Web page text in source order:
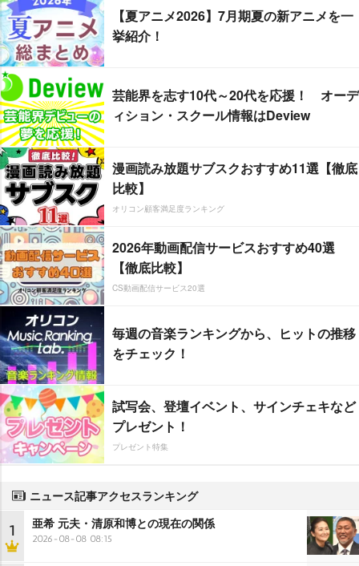
【夏アニメ2026】7月期夏の新アニメを一
挙紹介！
芸能界を志す10代～20代を応援！ オーデ
ィション・スクール情報はDeview
漫画読み放題サブスクおすすめ11選【徹底
比較】
オリコン顧客満足度ランキング
2026年動画配信サービスおすすめ40選
【徹底比較】
CS動画配信サービス20選
毎週の音楽ランキングから、ヒットの推移
をチェック！
試写会、登壇イベント、サインチェキなど
プレゼント！
プレゼント特集
ニュース記事アクセスランキング
1 亜希 元夫・清原和博との現在の関係
2026-08-08 08:15